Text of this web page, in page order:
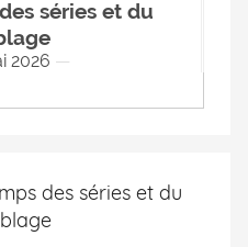
séries et du
2026
des séries et du